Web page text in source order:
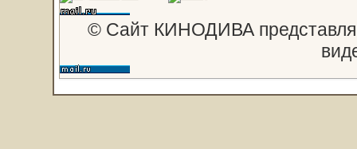
© Сайт КИНОДИВА